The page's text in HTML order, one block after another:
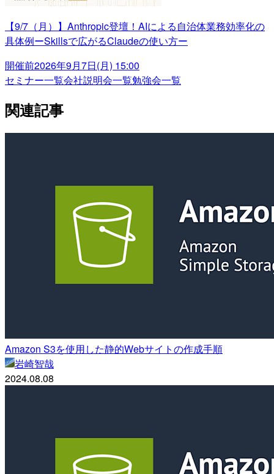
【9/7（月）】Anthropic登壇！AIによる自治体業務効率化の
具体例ーSkillsで広がるClaudeの使い方ー
開催前2026年9月7日(月) 15:00
セミナー一覧会社説明会一覧勉強会一覧
関連記事
Amazon S3を使用した静的Webサイトの作成手順
岩崎智哉
2024.08.08